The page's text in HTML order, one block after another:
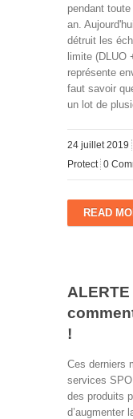
pendant
an.
détruit les
limite (DLUO
représente
faut savoir
un lot de
24 juillet 2019
Protect 0
READ
!
Ces derniers
services
des produits
d’augmenter